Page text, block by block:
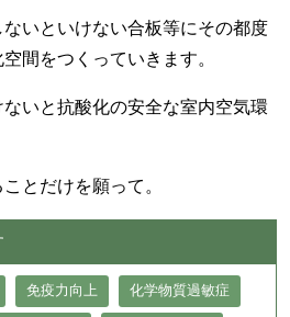
いといけない合板等にその都度
間をつくっていきます。
いと抗酸化の安全な室内空気環
とだけを願って。
免疫力向上 化学物質過敏症